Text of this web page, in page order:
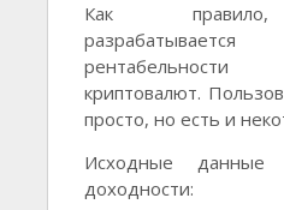
Как правило,
криптовалют.
просто, но есть и
Исходные данные
доходности: